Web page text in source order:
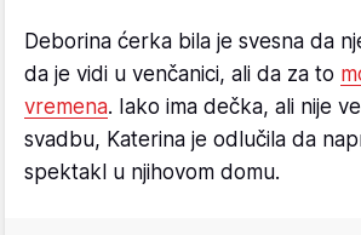
Deborina ćerka bila je svesna da
da je vidi u venčanici, ali da za to
vremena. Iako ima dečka, ali nije
svadbu, Katerina je odlučila da
spektakl u njihovom domu.